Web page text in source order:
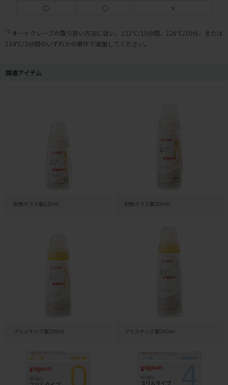
〇
〇 ×
*1
オートクレーブの取り扱い方法に従い、121℃/15分間、126℃/10分、または
134℃/3分間のいずれかの要件で滅菌してください。
関連アイテム
耐熱ガラス製120ml 耐熱ガラス製200ml
プラスチック製200ml プラスチック製240ml